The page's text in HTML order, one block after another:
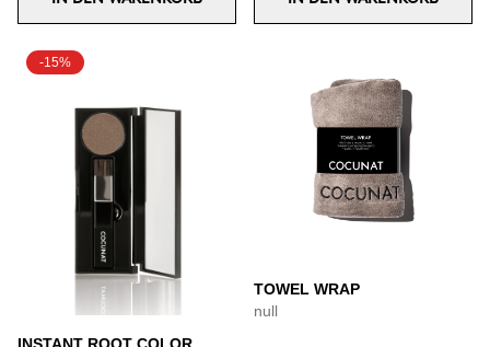
-15%
TOWEL WRAP
null